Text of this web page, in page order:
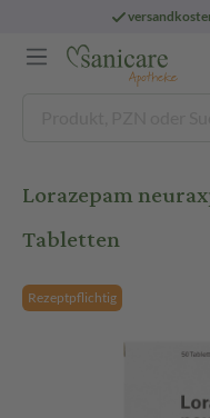
Lorazepam
Tabletten
Rezeptpflichtig